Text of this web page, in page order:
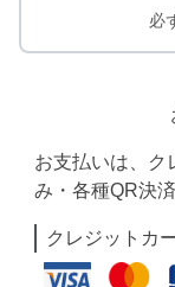
必
お支払いは、ク
み・各種QR決
クレジットカ